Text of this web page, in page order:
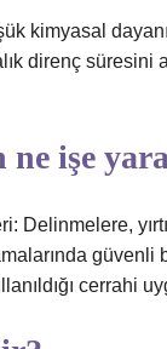
kimyasal
direnç
işe
Delinmelere,
cerrahi